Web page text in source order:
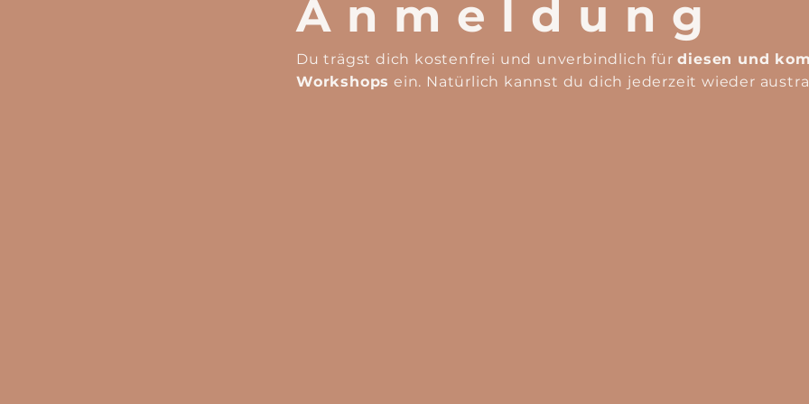
Anmeldung
Du trägst dich kostenfrei und unverbindlich fürdiesen und
Workshops ein. Natürlich kannst du dich jederzeit wieder